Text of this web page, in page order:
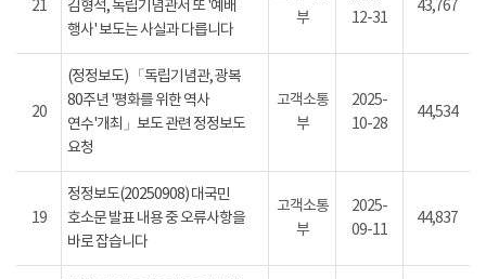
21
김형석, 독립기념관서 또 '예배
행사' 보도는 사실과 다릅니다
부
12-31
43,767
20
(정정보도) 「독립기념관, 광복
80주년 '평화를 위한 역사
연수'개최」보도 관련 정정보도
요청
고객소통
부
2025-
10-28
44,534
19
정정보도(20250908) 대국민
호소문 발표 내용 중 오류사항을
바로 잡습니다
고객소통
부
2025-
09-11
44,837